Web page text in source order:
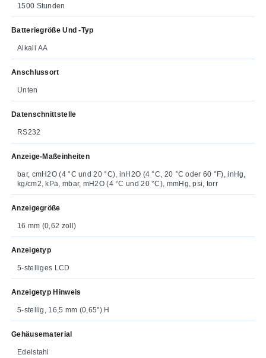
1500 Stunden
Batteriegröße Und -typ
Alkali AA
Anschlussort
Unten
Datenschnittstelle
RS232
Anzeige-Maßeinheiten
bar, cmH2O (4 °C und 20 °C), inH2O (4 °C, 20 °C oder 60 °F), inHg,
kg/cm2, kPa, mbar, mH2O (4 °C und 20 °C), mmHg, psi, torr
Anzeigegröße
16 mm (0,62 zoll)
Anzeigetyp
5-stelliges LCD
Anzeigetyp Hinweis
5-stellig, 16,5 mm (0,65") H
Gehäusematerial
Edelstahl